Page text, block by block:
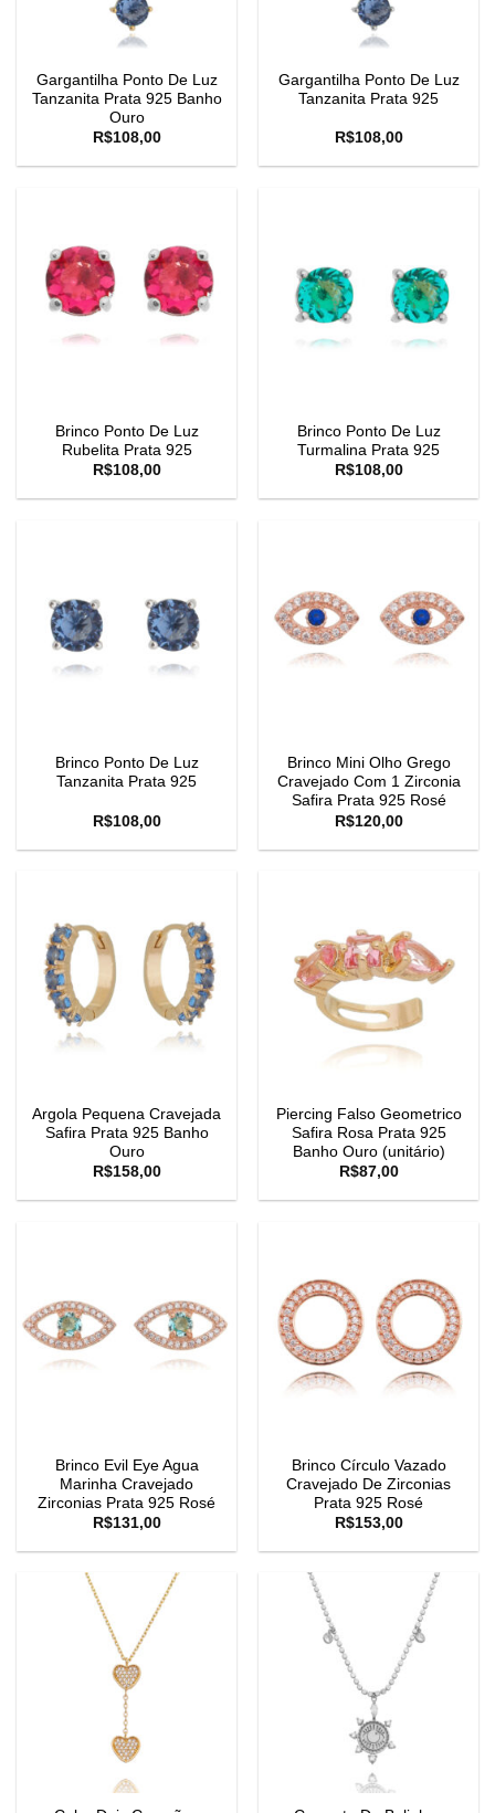
Gargantilha Ponto De Luz
Tanzanita Prata 925 Banho
Ouro
R$108,00
Gargantilha Ponto De Luz
Tanzanita Prata 925
R$108,00
Brinco Ponto De Luz
Rubelita Prata 925
R$108,00
Brinco Ponto De Luz
Turmalina Prata 925
R$108,00
Brinco Ponto De Luz
Tanzanita Prata 925
R$108,00
Brinco Mini Olho Grego
Cravejado Com 1 Zirconia
Safira Prata 925 Rosé
R$120,00
Argola Pequena Cravejada
Safira Prata 925 Banho
Ouro
R$158,00
Piercing Falso Geometrico
Safira Rosa Prata 925
Banho Ouro (unitário)
R$87,00
Brinco Evil Eye Agua
Marinha Cravejado
Zirconias Prata 925 Rosé
R$131,00
Brinco Círculo Vazado
Cravejado De Zirconias
Prata 925 Rosé
R$153,00